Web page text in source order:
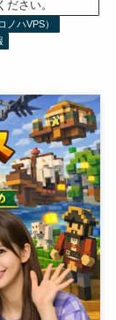
さい。
ノハVPS）